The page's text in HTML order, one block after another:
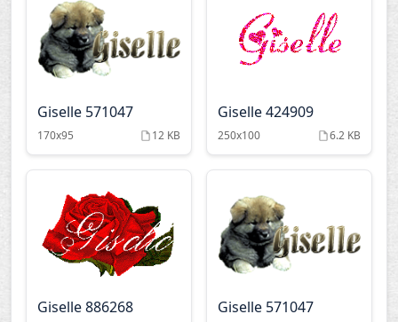
Giselle 571047
170x95 12 KB
Giselle 424909
250x100 6.2 KB
Giselle 886268 Giselle 571047